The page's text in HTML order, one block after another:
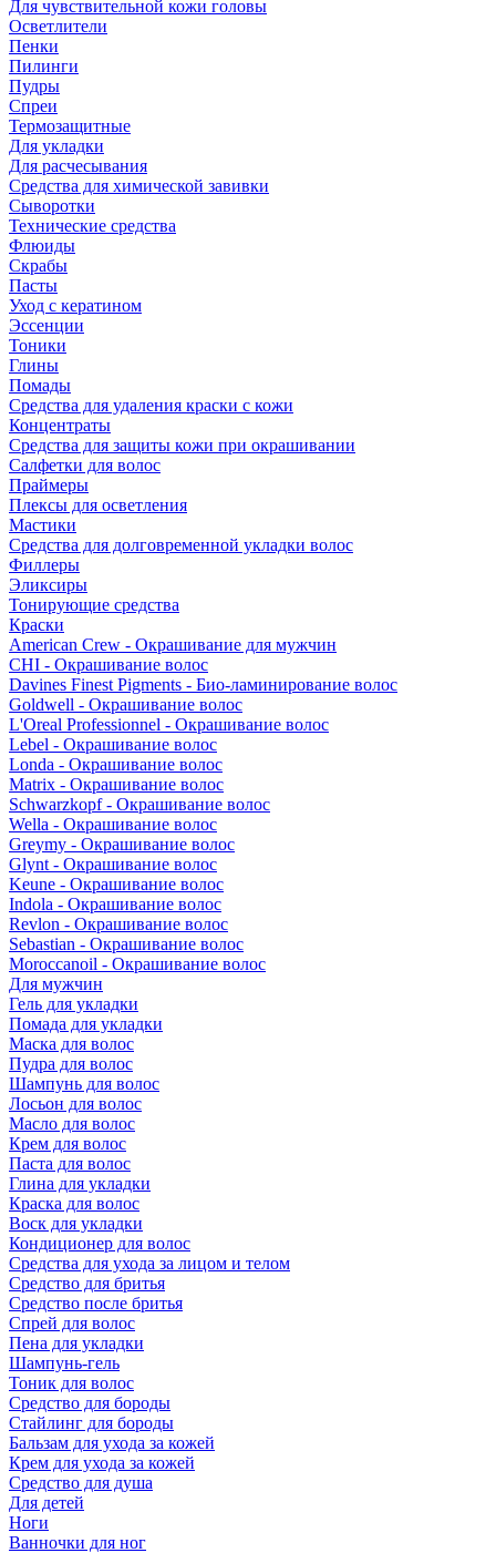
Для чувствительной кожи головы
Осветлители
Пенки
Пилинги
Пудры
Спреи
Термозащитные
Для укладки
Для расчесывания
Средства для химической завивки
Сыворотки
Технические средства
Флюиды
Скрабы
Пасты
Уход с кератином
Эссенции
Тоники
Глины
Помады
Средства для удаления краски с кожи
Концентраты
Средства для защиты кожи при окрашивании
Салфетки для волос
Праймеры
Плексы для осветления
Мастики
Средства для долговременной укладки волос
Филлеры
Эликсиры
Тонирующие средства
Краски
American Crew - Окрашивание для мужчин
CHI - Окрашивание волос
Davines Finest Pigments - Био-ламинирование волос
Goldwell - Окрашивание волос
L'Oreal Professionnel - Окрашивание волос
Lebel - Окрашивание волос
Londa - Окрашивание волос
Matrix - Окрашивание волос
Schwarzkopf - Окрашивание волос
Wella - Окрашивание волос
Greymy - Окрашивание волос
Glynt - Окрашивание волос
Keune - Окрашивание волос
Indola - Окрашивание волос
Revlon - Окрашивание волос
Sebastian - Окрашивание волос
Moroccanoil - Окрашивание волос
Для мужчин
Гель для укладки
Помада для укладки
Маска для волос
Пудра для волос
Шампунь для волос
Лосьон для волос
Масло для волос
Крем для волос
Паста для волос
Глина для укладки
Краска для волос
Воск для укладки
Кондиционер для волос
Средства для ухода за лицом и телом
Средство для бритья
Средство после бритья
Спрей для волос
Пена для укладки
Шампунь-гель
Тоник для волос
Средство для бороды
Стайлинг для бороды
Бальзам для ухода за кожей
Крем для ухода за кожей
Средство для душа
Для детей
Ноги
Ванночки для ног